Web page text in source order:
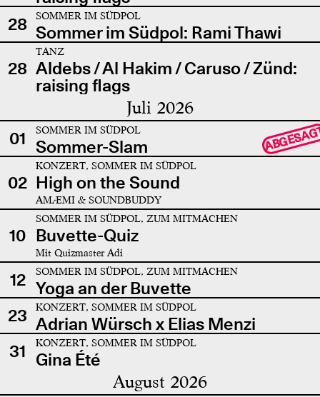
28
SOMMER IM SÜDPOL
Sommer im Südpol: Rami Thawi
28
TANZ
Aldebs / Al Hakim / Caruso / Zünd:
raising flags
Juli 2026
01 SOMMER IM SÜDPOL
Sommer-Slam
02
KONZERT, SOMMER IM SÜDPOL
High on the Sound
AMÆMI & SOUNDBUDDY
10
SOMMER IM SÜDPOL, ZUM MITMACHEN
Buvette-Quiz
Mit Quizmaster Adi
12 SOMMER IM SÜDPOL, ZUM MITMACHEN
Yoga an der Buvette
23
KONZERT, SOMMER IM SÜDPOL
Adrian Würsch x Elias Menzi
31
KONZERT, SOMMER IM SÜDPOL
Gina Été
August 2026